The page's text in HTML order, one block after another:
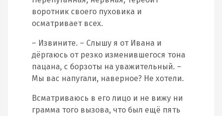
воротник своего пуховика и
осматривает всех.
– Извините. – Слышу я от Ивана и
дёргаюсь от резко изменившегося тона
пацана, с борзоты на уважительный. –
Мы вас напугали, наверное? Не хотели.
Всматриваюсь в его лицо и не вижу ни
грамма того вызова, что был ещё пять